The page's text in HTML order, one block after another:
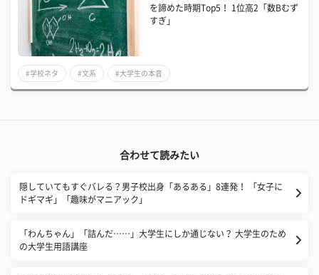
を諦めた時期Top5！ 1位高2「数Bむず
すぎ」
#学校ネタ #文系 #大学生の本音
合わせて読みたい
隠していてもすぐバレる？男子校出身「あるある」8連発！ 「女子に
ドギマギ」「趣味がマニアック」
「わんちゃん」「詰んだ……」大学生にしか通じない？ 大学生のため
の大学生用語講座